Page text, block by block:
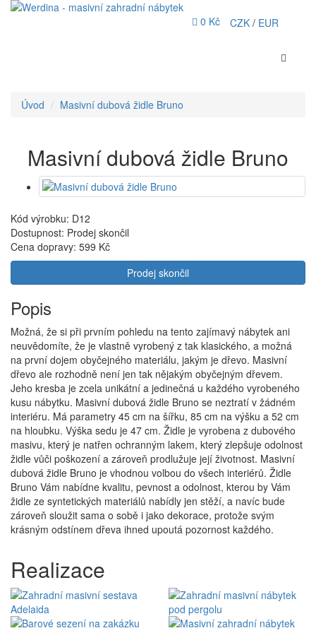
0 Kč CZK / EUR
Úvod Masivní dubová židle Bruno
Masivní dubová židle Bruno
Kód výrobku: D12
Dostupnost: Prodej skončil
Cena dopravy: 599 Kč
Prodej skončil
Popis
Možná, že si při prvním pohledu na tento zajímavý nábytek ani
neuvědomíte, že je vlastně vyrobený z tak klasického, a možná
na první dojem obyčejného materiálu, jakým je dřevo. Masivní
dřevo ale rozhodně není jen tak nějakým obyčejným dřevem.
Jeho kresba je zcela unikátní a jedinečná u každého vyrobeného
kusu nábytku. Masivní dubová židle Bruno se neztratí v žádném
interiéru. Má parametry 45 cm na šířku, 85 cm na výšku a 52 cm
na hloubku. Výška sedu je 47 cm. Židle je vyrobena z dubového
masivu, který je natřen ochranným lakem, který zlepšuje odolnost
židle vůči poškození a zároveň prodlužuje její životnost. Masivní
dubová židle Bruno je vhodnou volbou do všech interiérů. Židle
Bruno Vám nabídne kvalitu, pevnost a odolnost, kterou by Vám
židle ze syntetických materiálů nabídly jen stěží, a navíc bude
zároveň sloužit sama o sobě i jako dekorace, protože svým
krásným odstínem dřeva ihned upoutá pozornost každého.
Realizace